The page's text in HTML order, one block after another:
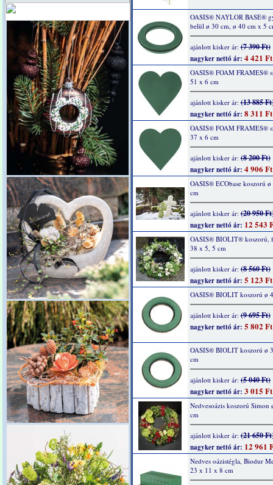
OASIS® NAYLOR BASE®
belül ø 30 cm, ø 40 cm x 5
ajánlott kisker ár:(7 390 Ft)
nagyker nettó ár: 4 421 Ft
OASIS® FOAM FRAMES®
51 x 6 cm
ajánlott kisker ár:(13 885
nagyker nettó ár: 8 311 Ft
OASIS® FOAM FRAMES®
37 x 6 cm
ajánlott kisker ár:(8 200 Ft)
nagyker nettó ár: 4 906 Ft
OASIS® ECObase koszorú
cm
ajánlott kisker ár:(20 950
nagyker nettó ár: 12 543
OASIS® BIOLIT® koszorú,
38 x 5, 5 cm
ajánlott kisker ár:(8 560 Ft)
nagyker nettó ár: 5 123 Ft
OASIS® BIOLIT koszorú ø
ajánlott kisker ár:(9 695 Ft)
nagyker nettó ár: 5 802 Ft
OASIS® BIOLIT koszorú ø
cm
ajánlott kisker ár:(5 040 Ft)
nagyker nettó ár: 3 015 Ft
Nedvesoázis koszorú Simon
cm
ajánlott kisker ár:(21 650
nagyker nettó ár: 12 961
Nedves oázistégla, Biodur
23 x 11 x 8 cm